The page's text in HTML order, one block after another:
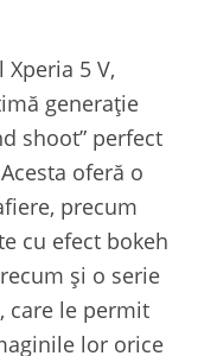
5 V,
generație
shoot” perfect
oferă o
precum
cu efect bokeh
și o serie
care le permit
lor orice